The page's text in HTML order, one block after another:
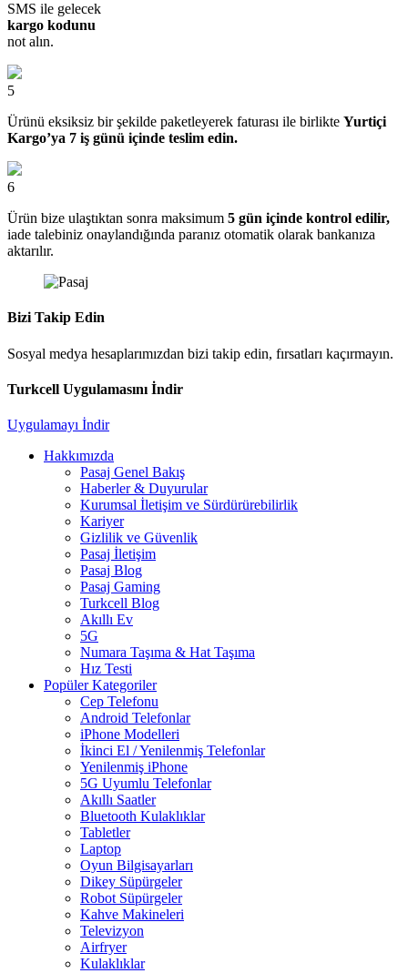
SMS ile gelecek
kargo kodunu
not alın.
5
Ürünü eksiksiz bir şekilde paketleyerek faturası ile birlikte Yurtiçi
Kargo’ya 7 iş günü içinde teslim edin.
6
Ürün bize ulaştıktan sonra maksimum 5 gün içinde kontrol edilir,
iade talebiniz onaylandığında paranız otomatik olarak bankanıza
aktarılır.
Bizi Takip Edin
Sosyal medya hesaplarımızdan bizi takip edin, fırsatları kaçırmayın.
Turkcell Uygulamasını İndir
Uygulamayı İndir
Hakkımızda
Pasaj Genel Bakış
Haberler & Duyurular
Kurumsal İletişim ve Sürdürürebilirlik
Kariyer
Gizlilik ve Güvenlik
Pasaj İletişim
Pasaj Blog
Pasaj Gaming
Turkcell Blog
Akıllı Ev
5G
Numara Taşıma & Hat Taşıma
Hız Testi
Popüler Kategoriler
Cep Telefonu
Android Telefonlar
iPhone Modelleri
İkinci El / Yenilenmiş Telefonlar
Yenilenmiş iPhone
5G Uyumlu Telefonlar
Akıllı Saatler
Bluetooth Kulaklıklar
Tabletler
Laptop
Oyun Bilgisayarları
Dikey Süpürgeler
Robot Süpürgeler
Kahve Makineleri
Televizyon
Airfryer
Kulaklıklar